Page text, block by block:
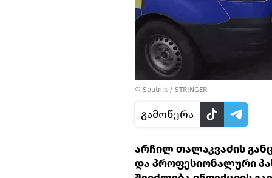
© Sputnik / STRINGER
გამოწერა
არჩილ თალაკვაძის
და პროფესიონალური